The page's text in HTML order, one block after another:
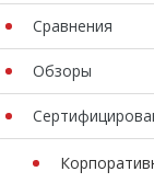
Сравнения
Обзоры